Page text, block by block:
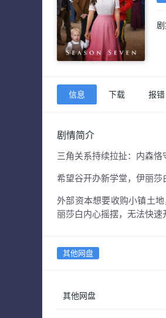
信息 下载 报错
剧情简介
三角关系持续拉扯：内森恪
希望谷开办新学堂，伊丽莎
外部资本想要收购小镇土
丽莎白内心摇摆，无法快速
其他网盘
其他网盘